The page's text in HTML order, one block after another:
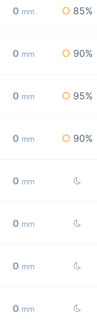
0 mm 85%
0 mm 90%
0 mm 95%
0 mm 90%
0 mm
0 mm
0 mm
0 mm